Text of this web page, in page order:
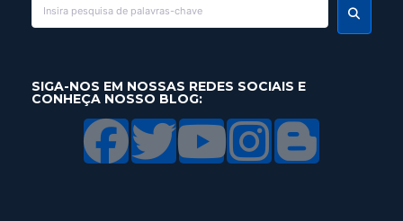
SIGA-NOS EM NOSSAS REDES SOCIAIS E
CONHEÇA NOSSO BLOG: